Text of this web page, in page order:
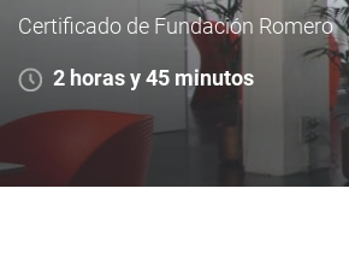
Certificado de Fundación Romero
2 horas y 45 minutos